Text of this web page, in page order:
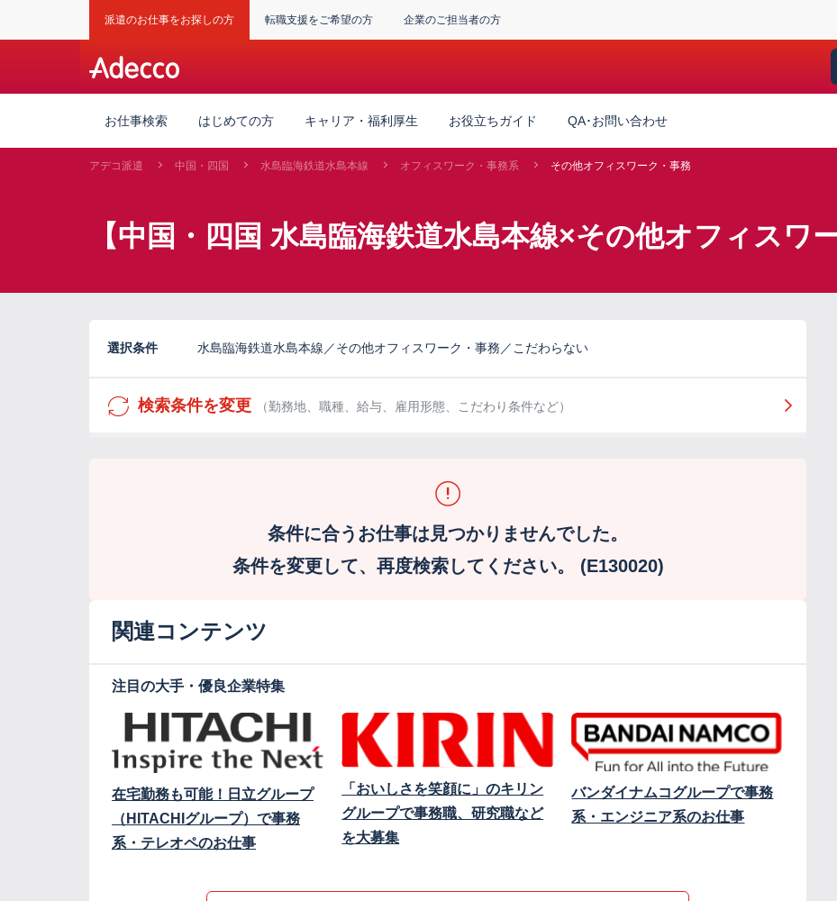
派遣のお仕事をお探しの方 転職支援をご希望の方 企業のご担当者の方
お仕事検索 はじめての方 キャリア・福利厚生 お役立ちガイド QA･お問い合わせ
アデコ派遣 中国・四国 水島臨海鉄道水島本線 オフィスワーク・事務系 その他オフィスワーク・事務
【中国・四国 水島臨海鉄道水島本線×その他オフィスワ
選択条件 水島臨海鉄道水島本線／その他オフィスワーク・事務／こだわらない
検索条件を変更 （勤務地、職種、給与、雇用形態、こだわり条件など）
条件に合うお仕事は見つかりませんでした。
条件を変更して、再度検索してください。 (E130020)
関連コンテンツ
注目の大手・優良企業特集
在宅勤務も可能！日立グループ
（HITACHIグループ）で事務
系・テレオペのお仕事
「おいしさを笑顔に」のキリン
グループで事務職、研究職など
を大募集
バンダイナムコグループで事務
系・エンジニア系のお仕事